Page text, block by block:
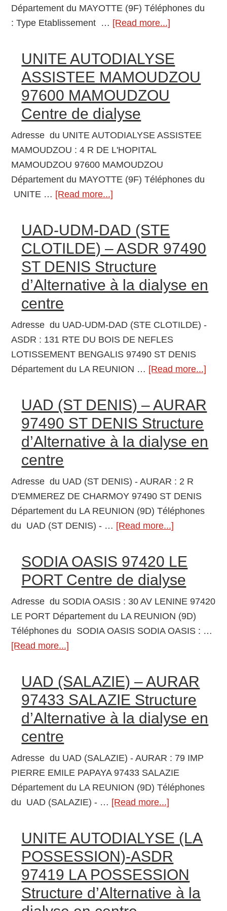
de
dialyse
Département du MAYOTTE (9F) Téléphones du
: Type Etablissement … [Read more...]
CHIRONGUI
Centre
de
UNITE AUTODIALYSE
ASSISTEE MAMOUDZOU
97600 MAMOUDZOU
Centre de dialyse
Adresse du UNITE AUTODIALYSE ASSISTEE
MAMOUDZOU : 4 R DE L'HOPITAL
MAMOUDZOU 97600 MAMOUDZOU
Département du MAYOTTE (9F) Téléphones du
UNITE … [Read more...]
AUTODIALYSE
ASSISTEE
MAMOUDZOU
97600
MAMOUDZOU
dialyse
UAD-UDM-DAD (STE
CLOTILDE) – ASDR 97490
ST DENIS Structure
d’Alternative à la dialyse en
centre
Adresse du UAD-UDM-DAD (STE CLOTILDE) -
ASDR : 131 RTE DU BOIS DE NEFLES
LOTISSEMENT BENGALIS 97490 ST DENIS
Département du LA REUNION … [Read more...]
DAD
en
UAD (ST DENIS) – AURAR
97490 ST DENIS Structure
d’Alternative à la dialyse en
centre
Adresse du UAD (ST DENIS) - AURAR : 2 R
D'EMMEREZ DE CHARMOY 97490 ST DENIS
Département du LA REUNION (9D) Téléphones
du UAD (ST DENIS) - … [Read more...]
(ST
DENIS)
–
AURAR
97490
ST
à
la
dialyse
SODIA OASIS 97420 LE
PORT Centre de dialyse
Adresse du SODIA OASIS : 30 AV LENINE 97420
LE PORT Département du LA REUNION (9D)
Téléphones du SODIA OASIS SODIA OASIS : …
[Read more...]
OASIS
97420
LE
PORT
dialyse
UAD (SALAZIE) – AURAR
97433 SALAZIE Structure
d’Alternative à la dialyse en
centre
Adresse du UAD (SALAZIE) - AURAR : 79 IMP
PIERRE EMILE PAPAYA 97433 SALAZIE
Département du LA REUNION (9D) Téléphones
du UAD (SALAZIE) - … [Read more...]
(SALAZIE)
–
AURAR
97433
SALAZIE
UNITE AUTODIALYSE (LA
POSSESSION)-ASDR
97419 LA POSSESSION
Structure d’Alternative à la